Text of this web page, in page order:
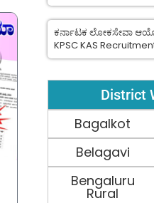
ಕರ್ನಾಟಕ ಲೋಕಸೇವಾ
KPSC KAS
District
Bagalkot
Belagavi
Bengaluru
Rural